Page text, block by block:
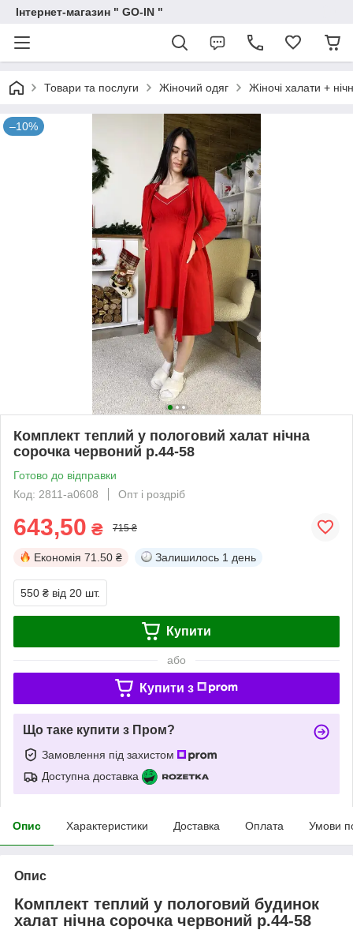
Інтернет-магазин " GO-IN "
Товари та послуги Жіночий одяг Жіночі халати +
–10%
Комплект теплий у пологовий халат нічна
сорочка червоний р.44-58
Готово до відправки
Код: 2811-а0608
Опт і роздріб
643,50 ₴ 715 ₴
Економія 71.50 ₴ Залишилось 1 день
550 ₴ від 20 шт.
Купити
або
Купити з
Що таке купити з Пром?
Замовлення під захистом
Доступна доставка
Опис Характеристики Доставка Оплата Умови
Опис
Комплект теплий у пологовий будинок
халат нічна сорочка червоний р.44-58